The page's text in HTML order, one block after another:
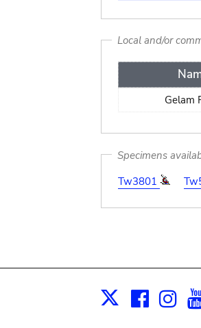
Local and/or
Gelam
Specimens
Tw3801
X